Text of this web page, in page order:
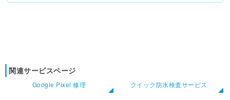
関連サービスページ
Google Pixel 修理 クイック防水検査サービス